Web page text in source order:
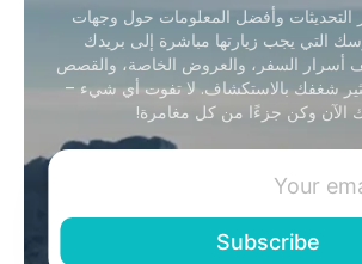
وأفضل المعلومات حول وجهات
التي يجب زيارتها مباشرة إلى بريدك
أسرار السفر، والعروض الخاصة، والقصص
شغفك بالاستكشاف. لا تفوت أي شيء –
الآن وكن جزءًا من كل مغامرة!